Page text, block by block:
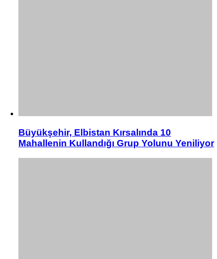
Büyükşehir, Elbistan Kırsalında 10
Mahallenin Kullandığı Grup Yolunu Yeniliyor